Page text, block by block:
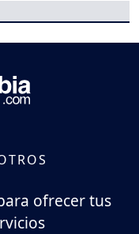
ofrecer tus